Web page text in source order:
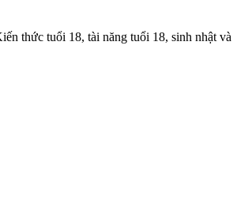
thức tuổi 18, tài năng tuổi 18, sinh nhật và